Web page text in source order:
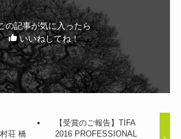
の記事が気に入ったら
いいねしてね！
荘 橋
【受賞のご報告】TIFA
2016 PROFESSIONAL